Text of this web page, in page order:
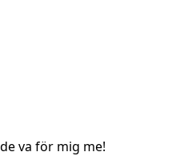
va för mig me!